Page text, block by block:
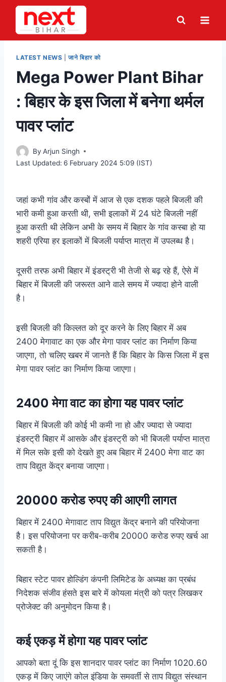
Skip
content
LATEST NEWS |जाने बिहार को
Mega Power Plant Bihar
: बिहार के इस जिला में बनेगा थर्मल
पावर प्लांट
By Arjun Singh
Last Updated: 6 February 2024 5:09 (IST)
जहां कभी गांव और कस्बों में आज से एक दशक पहले बिजली की
भारी कमी हुआ करती थी, सभी इलाकों में 24 घंटे बिजली नहीं
हुआ करती थी लेकिन अभी के समय में बिहार के गांव कस्बा हो या
शहरी एरिया हर इलाकों में बिजली पर्याप्त मात्रा में उपलब्ध है।
दूसरी तरफ अभी बिहार में इंडस्ट्री भी तेजी से बढ़ रहे हैं, ऐसे में
बिहार में बिजली की जरूरत आने वाले समय में ज्यादा होने वाली
है।
इसी बिजली की किल्लत को दूर करने के लिए बिहार में अब
2400 मेगावाट का एक और मेगा पावर प्लांट का निर्माण किया
जाएगा, तो चलिए खबर में जानते हैं कि बिहार के किस जिला में इस
मेगा पावर प्लांट का निर्माण किया जाएगा।
2400 मेगा वाट का होगा यह पावर प्लांट
बिहार में बिजली की कोई भी कमी ना हो और ज्यादा से ज्यादा
इंडस्ट्री बिहार में आसके और इंडस्ट्री को भी बिजली पर्याप्त मात्रा
में मिल सके इसी को देखते हुए अब बिहार में 2400 मेगा वाट का
ताप विद्युत केंद्र बनाया जाएगा।
20000 करोड रुपए की आएगी लागत
बिहार में 2400 मेगावाट ताप विद्युत केंद्र बनाने की परियोजना
है। इस परियोजना पर करीब-करीब 20000 करोड रुपए खर्च आ
सकती है।
बिहार स्टेट पावर होल्डिंग कंपनी लिमिटेड के अध्यक्ष का प्रबंध
निदेशक संजीव हंसते इस बारे में कोयला मंत्री को पत्र लिखकर
प्रोजेक्ट की अनुमोदन किया है।
कई एकड़ में होगा यह पावर प्लांट
आपको बता दूं कि इस शानदार पावर प्लांट का निर्माण 1020.60
एकड़ में किए जाएंगे कोल इंडिया के समवर्ती से ताप विद्युत संस्थान